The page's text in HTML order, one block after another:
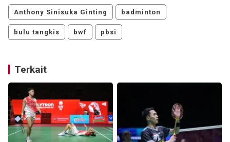
Anthony Sinisuka Ginting badminton
bulu tangkis bwf pbsi
Terkait